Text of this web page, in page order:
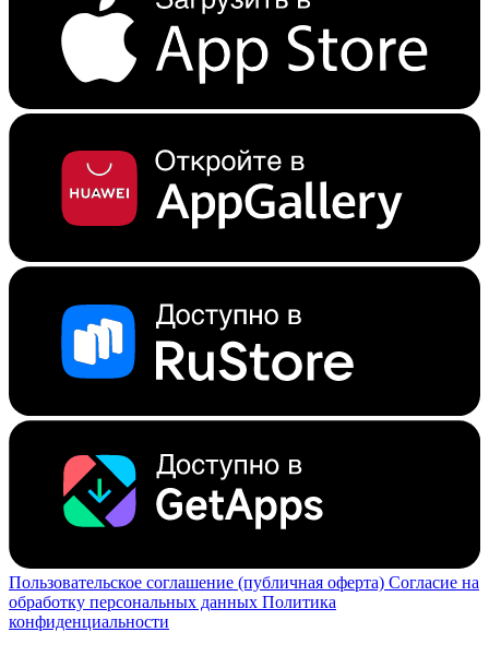
Пользовательское соглашение (публичная оферта) Согласие на
обработку персональных данных Политика
конфиденциальности